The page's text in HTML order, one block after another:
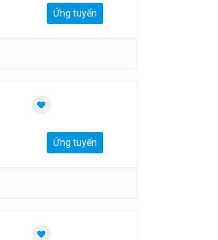
Ứng tuyển
Ứng tuyển